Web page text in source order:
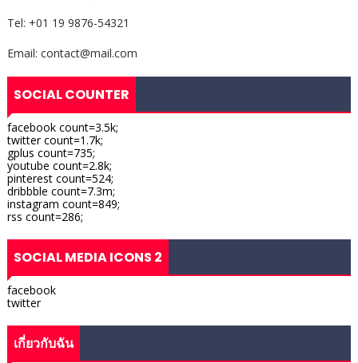
Tel: +01 19 9876-54321
Email: contact@mail.com
SOCIAL COUNTER
facebook count=3.5k;
twitter count=1.7k;
gplus count=735;
youtube count=2.8k;
pinterest count=524;
dribbble count=7.3m;
instagram count=849;
rss count=286;
SOCIAL MEDIA ICONS 2
facebook
twitter
เกี่ยวกับฉัน